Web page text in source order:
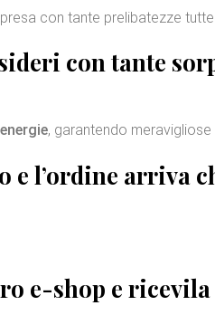
con tante prelibatezze tutte
con tante
energie, garantendo
e l’ordine arriva
e-shop e